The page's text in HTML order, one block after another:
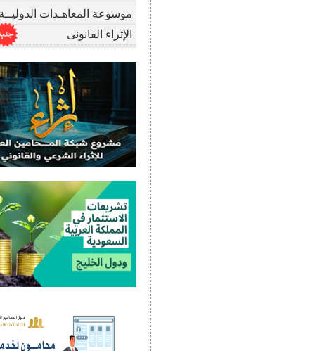
موسوعة المعاهـدات الدوليــة
الإثراء القانونى